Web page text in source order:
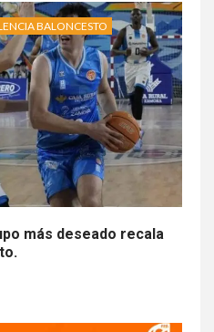
BALONCESTO
más deseado recala